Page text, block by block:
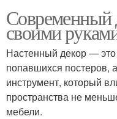
Современный
своими
Настенный декор —
попавшихся постеров,
инструмент, который
пространства не
мебели.